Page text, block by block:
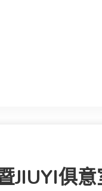
JIUYI俱